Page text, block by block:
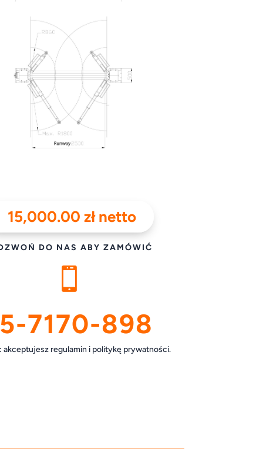
15,000.00 zł netto
DO NAS ABY ZAMÓWIĆ

7170-898
akceptujesz regulamin i politykę prywatności.